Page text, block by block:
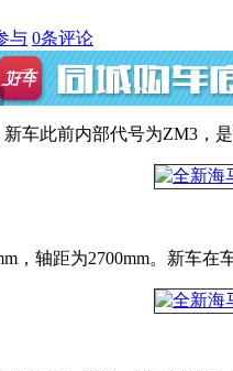
与 0条评论
新车此前内部代号为ZM3，
，轴距为2700mm。新车在